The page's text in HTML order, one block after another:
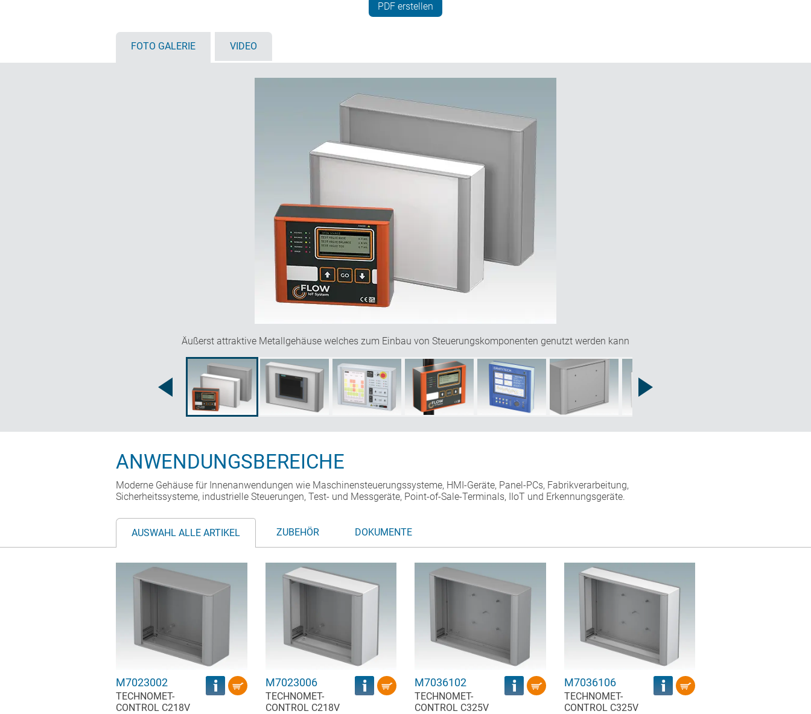
PDF erstellen
FOTO GALERIE VIDEO
Äußerst attraktive Metallgehäuse welches zum Einbau von Steuerungskomponenten genutzt werden kann
ANWENDUNGSBEREICHE
Moderne Gehäuse für Innenanwendungen wie Maschinensteuerungssysteme, HMI-Geräte, Panel-PCs, Fabrikverarbeitung,
Sicherheitssysteme, industrielle Steuerungen, Test- und Messgeräte, Point-of-Sale-Terminals, IIoT und Erkennungsgeräte.
AUSWAHL ALLE ARTIKEL ZUBEHÖR DOKUMENTE
M7023002
TECHNOMET-
CONTROL C218V
M7023006
TECHNOMET-
CONTROL C218V
M7036102
TECHNOMET-
CONTROL C325V
M7036106
TECHNOMET-
CONTROL C325V